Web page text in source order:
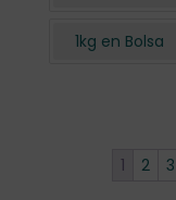
1kg en Bolsa
1 2 3